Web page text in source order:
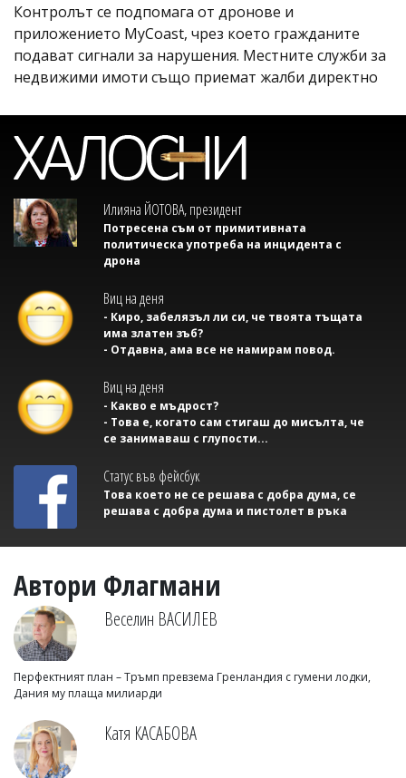
Контролът се подпомага от дронове и
приложението MyCoast, чрез което гражданите
подават сигнали за нарушения. Местните служби за
недвижими имоти също приемат жалби директно
Илияна ЙОТОВА, президент
Потресена съм от примитивната
политическа употреба на инцидента с
дрона
Виц на деня
- Киро, забелязъл ли си, че твоята тъщата
има златен зъб?
- Отдавна, ама все не намирам повод.
Виц на деня
- Какво е мъдрост?
- Това е, когато сам стигаш до мисълта, че
се занимаваш с глупости...
Статус във фейсбук
Това което не се решава с добра дума, се
решава с добра дума и пистолет в ръка
Автори Флагмани
Веселин ВАСИЛЕВ
Перфектният план – Тръмп превзема Гренландия с гумени лодки,
Дания му плаща милиарди
Катя КАСАБОВА